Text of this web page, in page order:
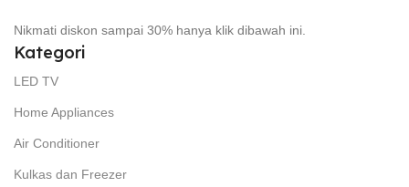
Nikmati diskon sampai 30% hanya klik dibawah ini.
Kategori
LED TV
Home Appliances
Air Conditioner
Kulkas dan Freezer